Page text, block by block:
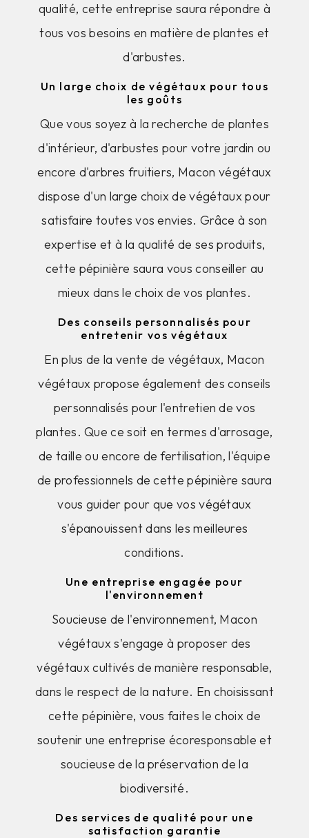
qualité, cette entreprise saura répondre à
tous vos besoins en matière de plantes et
d'arbustes.
Un large choix de végétaux pour tous
les goûts
Que vous soyez à la recherche de plantes
d'intérieur, d'arbustes pour votre jardin ou
encore d'arbres fruitiers, Macon végétaux
dispose d'un large choix de végétaux pour
satisfaire toutes vos envies. Grâce à son
expertise et à la qualité de ses produits,
cette pépinière saura vous conseiller au
mieux dans le choix de vos plantes.
Des conseils personnalisés pour
entretenir vos végétaux
En plus de la vente de végétaux, Macon
végétaux propose également des conseils
personnalisés pour l'entretien de vos
plantes. Que ce soit en termes d'arrosage,
de taille ou encore de fertilisation, l'équipe
de professionnels de cette pépinière saura
vous guider pour que vos végétaux
s'épanouissent dans les meilleures
conditions.
Une entreprise engagée pour
l'environnement
Soucieuse de l'environnement, Macon
végétaux s'engage à proposer des
végétaux cultivés de manière responsable,
dans le respect de la nature. En choisissant
cette pépinière, vous faites le choix de
soutenir une entreprise écoresponsable et
soucieuse de la préservation de la
biodiversité.
Des services de qualité pour une
satisfaction garantie